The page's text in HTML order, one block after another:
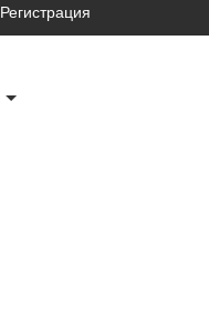
Регистрация